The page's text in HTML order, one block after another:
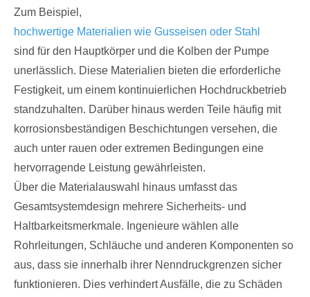
Zum Beispiel,
hochwertige Materialien wie Gusseisen oder Stahl
sind für den Hauptkörper und die Kolben der Pumpe
unerlässlich. Diese Materialien bieten die erforderliche
Festigkeit, um einem kontinuierlichen Hochdruckbetrieb
standzuhalten. Darüber hinaus werden Teile häufig mit
korrosionsbeständigen Beschichtungen versehen, die
auch unter rauen oder extremen Bedingungen eine
hervorragende Leistung gewährleisten.
Über die Materialauswahl hinaus umfasst das
Gesamtsystemdesign mehrere Sicherheits- und
Haltbarkeitsmerkmale. Ingenieure wählen alle
Rohrleitungen, Schläuche und anderen Komponenten so
aus, dass sie innerhalb ihrer Nenndruckgrenzen sicher
funktionieren. Dies verhindert Ausfälle, die zu Schäden